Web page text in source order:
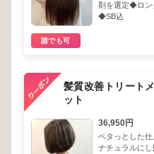
剤を選定◆ロン
◆SB込
誰でも可
髪質改善トリート
ット
36,950円
ベタっとした
ナチュラルに